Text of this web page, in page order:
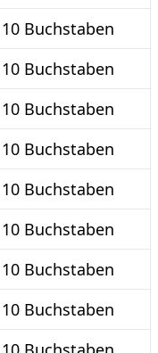
10 Buchstaben
10 Buchstaben
10 Buchstaben
10 Buchstaben
10 Buchstaben
10 Buchstaben
10 Buchstaben
10 Buchstaben